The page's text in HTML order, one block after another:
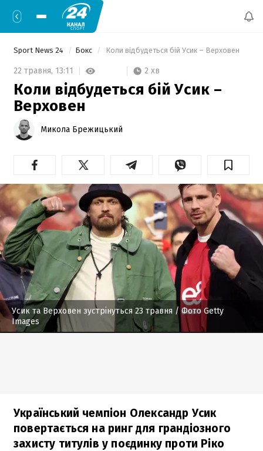
Sport News 24 Бокс Коли відбудеться бій Усик – Верховен
22 травня, 13:11 2 хв
Коли відбудеться бій Усик –
Верховен
Микола Брежицький
Усик та Верховен зустрінуться 23 травня / Фото Getty
Images
Український чемпіон Олександр Усик
повертається на ринг для грандіозного
захисту титулів у поєдинку проти Ріко